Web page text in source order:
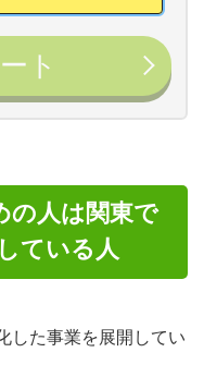
ト
の人は関東で
ている人
した事業を展開してい